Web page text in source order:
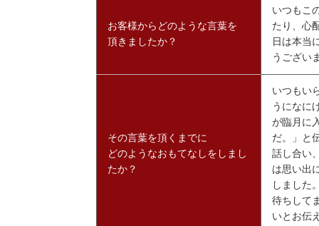
お客様からどのような言葉を
頂きましたか？
いつもこ
たり、心
日は本当
うござい
その言葉を頂くまでに
どのようなおもてなしをしまし
たか？
いつもい
うになに
が臨月に
だ。」と
話し合い
は思い出
しました
待ちして
いとお伝